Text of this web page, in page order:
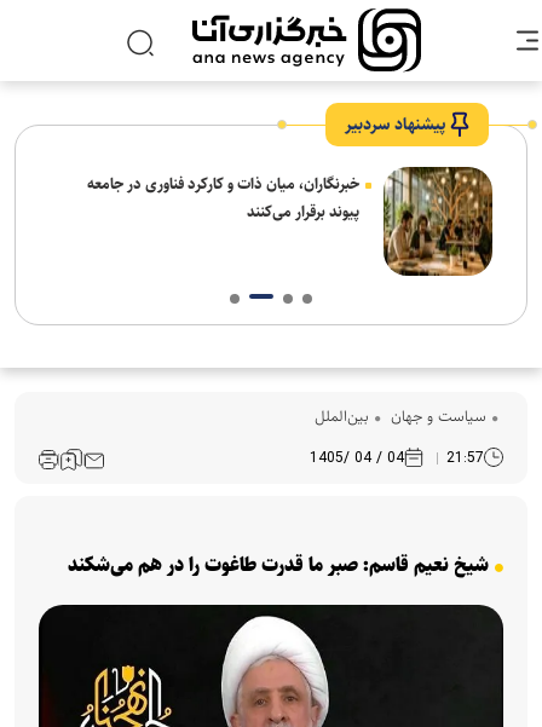
پیشنهاد سردبیر
خبرنگاران، میان ذات و کارکرد فناوری در جامعه
پیوند برقرار می‌کنند
سیاست و جهان بین‌الملل
21:57
04 / 04 /1405
شیخ نعیم قاسم: صبر ما قدرت طاغوت را در هم می‌شکند